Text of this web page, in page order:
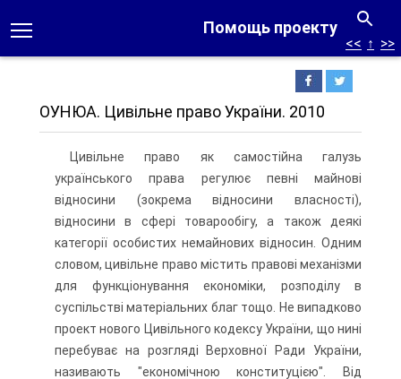
Помощь проекту
<< ↑ >>
ОУНЮА. Цивільне право України. 2010
Цивільне право як самостійна галузь
українського права регулює певні майнові
відносини (зокрема відносини власності),
відносини в сфері товарообігу, а також деякі
категорії особистих немайнових відносин. Одним
словом, цивільне право містить правові механізми
для функціонування економіки, розподілу в
суспільстві матеріальних благ тощо. Не випадково
проект нового Цивільного кодексу України, що нині
перебуває на розгляді Верховної Ради України,
називають "економічною конституцією". Від